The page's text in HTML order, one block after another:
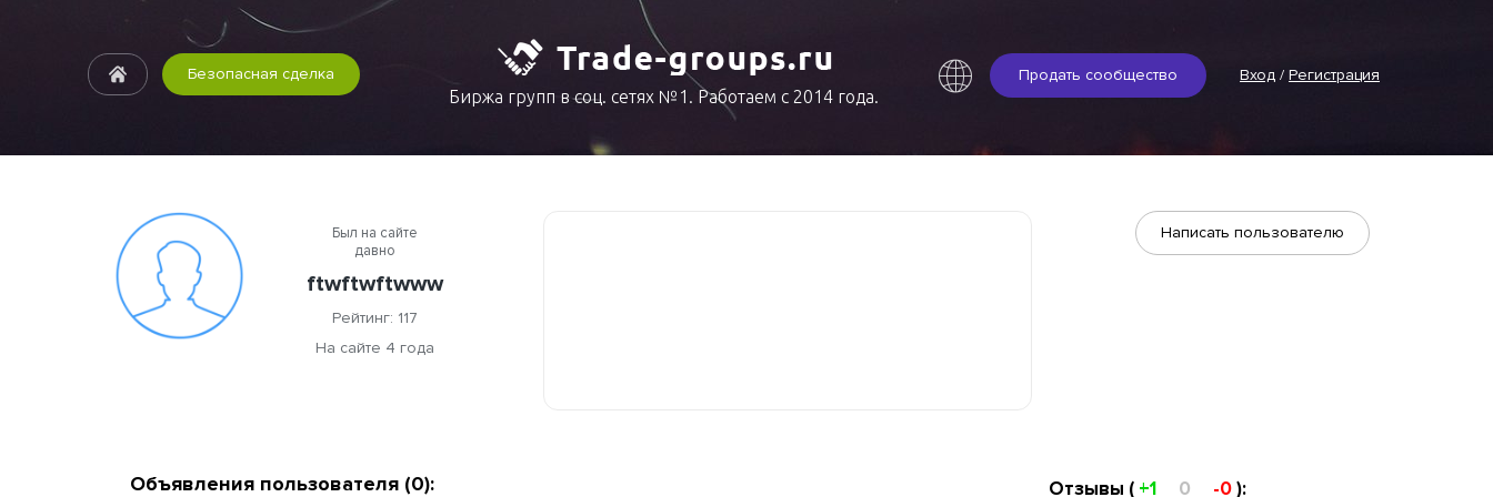
Продать сообщество Вход / Регистрация
Безопасная сделка
Биржа групп в соц. сетях №1. Работаем с 2014 года.
Был на сайте
давно
ftwftwftwww
Рейтинг: 117
На сайте 4 года
Написать пользователю
Объявления пользователя (0): Отзывы ( +1 0 -0):